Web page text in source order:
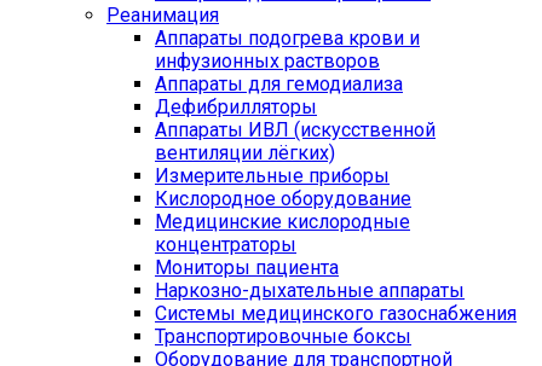
Реанимация
Аппараты подогрева крови и
инфузионных растворов
Аппараты для гемодиализа
Дефибрилляторы
Аппараты ИВЛ (искусственной
вентиляции лёгких)
Измерительные приборы
Кислородное оборудование
Медицинские кислородные
концентраторы
Мониторы пациента
Наркозно-дыхательные аппараты
Системы медицинского газоснабжения
Транспортировочные боксы
Оборудование для транспортной